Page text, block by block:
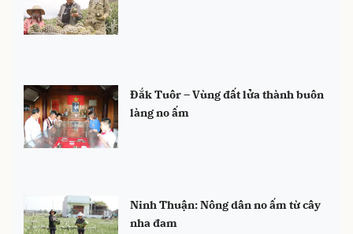
Đắk Tuôr – Vùng đất lửa thành buôn
làng no ấm
Ninh Thuận: Nông dân no ấm từ cây
nha đam